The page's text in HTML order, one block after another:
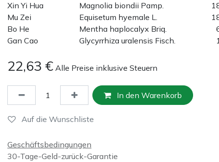
Xin Yi Hua
Magnolia biondii Pamp.
Mu Zei
Equisetum hyemale L.
Bo He
Mentha haplocalyx Briq.
Gan Cao
Glycyrrhiza uralensis Fisch.
22,63 € Alle Preise inklusive Steuern
In den Warenkorb
Auf die Wunschliste
Geschäftsbedingungen
30-Tage-Geld-zurück-Garantie